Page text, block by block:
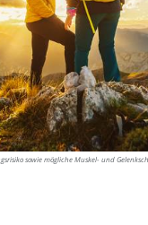
sowie mögliche Muskel- und